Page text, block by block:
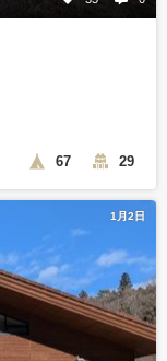
67 29
1月2日